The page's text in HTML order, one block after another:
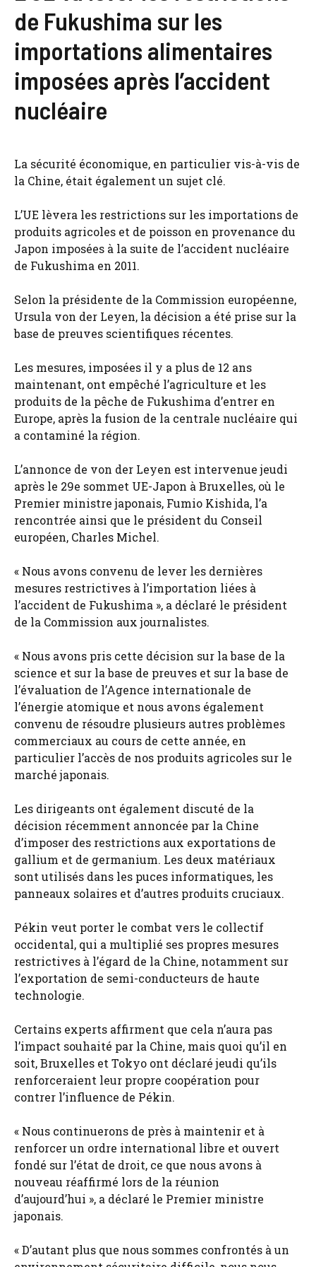
de Fukushima sur les
importations alimentaires
imposées après l’accident
nucléaire
La sécurité économique, en particulier vis-à-vis de
la Chine, était également un sujet clé.
L’UE lèvera les restrictions sur les importations de
produits agricoles et de poisson en provenance du
Japon imposées à la suite de l’accident nucléaire
de Fukushima en 2011.
Selon la présidente de la Commission européenne,
Ursula von der Leyen, la décision a été prise sur la
base de preuves scientifiques récentes.
Les mesures, imposées il y a plus de 12 ans
maintenant, ont empêché l’agriculture et les
produits de la pêche de Fukushima d’entrer en
Europe, après la fusion de la centrale nucléaire qui
a contaminé la région.
L’annonce de von der Leyen est intervenue jeudi
après le 29e sommet UE-Japon à Bruxelles, où le
Premier ministre japonais, Fumio Kishida, l’a
rencontrée ainsi que le président du Conseil
européen, Charles Michel.
« Nous avons convenu de lever les dernières
mesures restrictives à l’importation liées à
l’accident de Fukushima », a déclaré le président
de la Commission aux journalistes.
« Nous avons pris cette décision sur la base de la
science et sur la base de preuves et sur la base de
l’évaluation de l’Agence internationale de
l’énergie atomique et nous avons également
convenu de résoudre plusieurs autres problèmes
commerciaux au cours de cette année, en
particulier l’accès de nos produits agricoles sur le
marché japonais.
Les dirigeants ont également discuté de la
décision récemment annoncée par la Chine
d’imposer des restrictions aux exportations de
gallium et de germanium. Les deux matériaux
sont utilisés dans les puces informatiques, les
panneaux solaires et d’autres produits cruciaux.
Pékin veut porter le combat vers le collectif
occidental, qui a multiplié ses propres mesures
restrictives à l’égard de la Chine, notamment sur
l’exportation de semi-conducteurs de haute
technologie.
Certains experts affirment que cela n’aura pas
l’impact souhaité par la Chine, mais quoi qu’il en
soit, Bruxelles et Tokyo ont déclaré jeudi qu’ils
renforceraient leur propre coopération pour
contrer l’influence de Pékin.
« Nous continuerons de près à maintenir et à
renforcer un ordre international libre et ouvert
fondé sur l’état de droit, ce que nous avons à
nouveau réaffirmé lors de la réunion
d’aujourd’hui », a déclaré le Premier ministre
japonais.
« D’autant plus que nous sommes confrontés à un